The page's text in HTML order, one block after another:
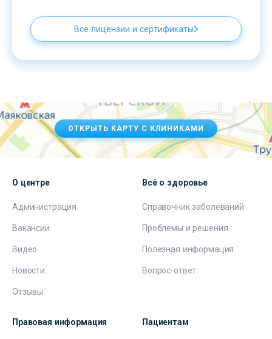
Все лицензии и сертификаты
ОТКРЫТЬ КАРТУ С КЛИНИКАМИ
О центре
Администрация
Вакансии
Видео
Новости
Отзывы
Всё о здоровье
Справочник заболеваний
Проблемы и решения
Полезная информация
Вопрос-ответ
Правовая информация Пациентам